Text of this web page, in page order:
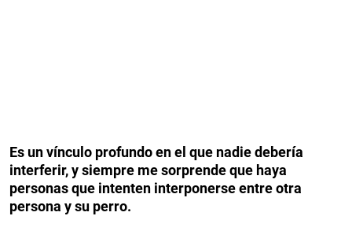
Es un vínculo profundo en el que nadie debería
interferir, y siempre me sorprende que haya
personas que intenten interponerse entre otra
persona y su perro.